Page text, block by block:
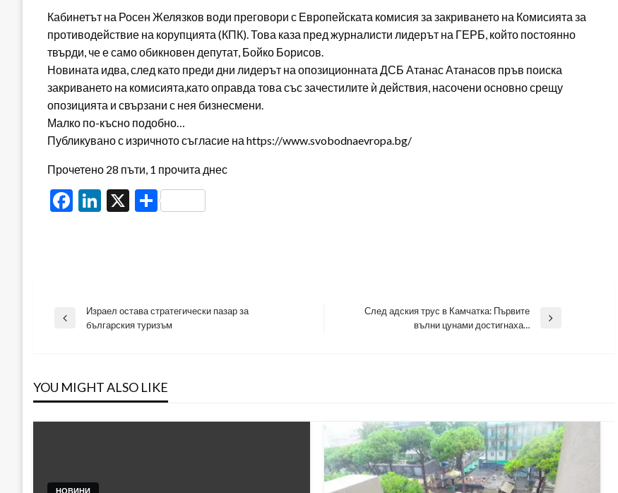
Кабинетът на Росен Желязков води преговори с Европейската комисия за закриването на Комисията за
противодействие на корупцията (КПК). Това каза пред журналисти лидерът на ГЕРБ, който постоянно
твърди, че е само обикновен депутат, Бойко Борисов.
Новината идва, след като преди дни лидерът на опозиционната ДСБ Атанас Атанасов пръв поиска
закриването на комисията,като оправда това със зачестилите ѝ действия, насочени основно срещу
опозицията и свързани с нея бизнесмени.
Малко по-късно подобно…
Публикувано с изричното съгласие на https://www.svobodnaevropa.bg/
Прочетено 28 пъти, 1 прочита днес
Facebook
LinkedIn
X Share
Навигация
Previous
Израел остава стратегически пазар за
българския туризъм
След адския трус в Камчатка: Първите
вълни цунами достигнаха…
YOU MIGHT ALSO LIKE
НОВИНИ